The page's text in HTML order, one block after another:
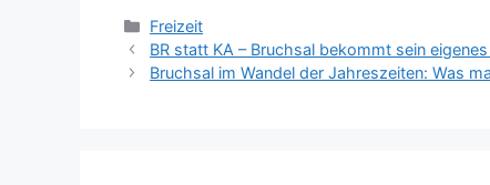
Kategorien
Freizeit
BR statt KA – Bruchsal bekommt sein
Bruchsal im Wandel der Jahreszeiten: Was